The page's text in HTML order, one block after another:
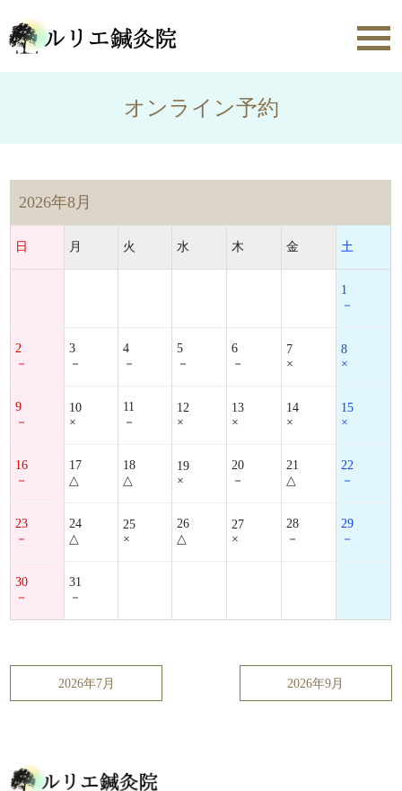
オンライン予約
2026年8月
日 月 火 水 木 金 土
1
－
2
－
3
－
4
－
5
－
6
－
7
×
8
×
9
－
10
×
11
－
12
×
13
×
14
×
15
×
16
－
17
△
18
△
19
×
20
－
21
△
22
－
23
－
24
△
25
×
26
△
27
×
28
－
29
－
30
－
31
－
2026年7月 2026年9月